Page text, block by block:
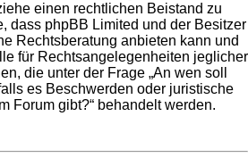
einen rechtlichen Beistand zu
dass phpBB Limited und der Besitzer
Rechtsberatung anbieten kann und
für Rechtsangelegenheiten jeglicher
die unter der Frage „An wen soll
es Beschwerden oder juristische
Forum gibt?“ behandelt werden.